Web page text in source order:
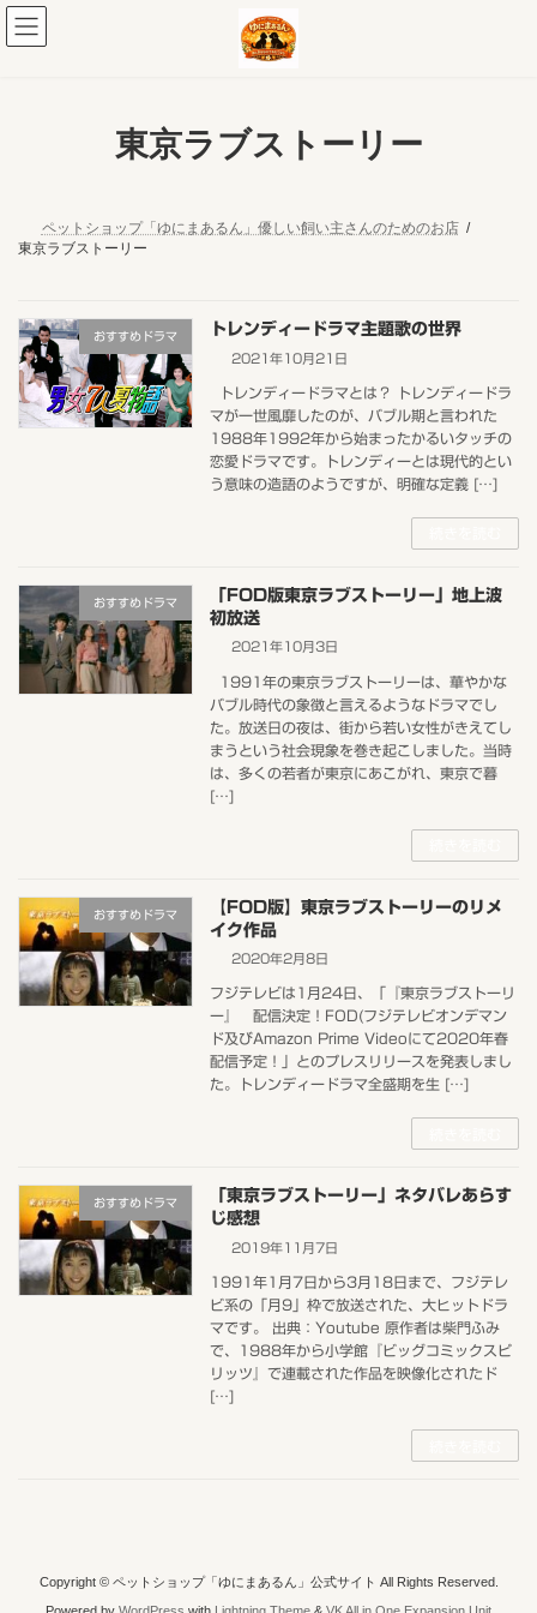
コ
ン
テ
ナ
ビ
ゲ
東京ラブストーリー
ペットショップ「ゆにまあるん」優しい飼い主さんのためのお店
東京ラブストーリー
おすすめドラマ トレンディードラマ主題歌の世界
2021年10月21日
トレンディードラマとは？ トレンディードラ
マが一世風靡したのが、バブル期と言われた
1988年1992年から始まったかるいタッチの
恋愛ドラマです。トレンディーとは現代的とい
う意味の造語のようですが、明確な定義 […]
おすすめドラマ
「FOD版東京ラブストーリー」地上波
初放送
2021年10月3日
1991年の東京ラブストーリーは、華やかな
バブル時代の象徴と言えるようなドラマでし
た。放送日の夜は、街から若い女性がきえてし
まうという社会現象を巻き起こしました。当時
は、多くの若者が東京にあこがれ、東京で暮
[…]
おすすめドラマ
【FOD版】東京ラブストーリーのリメ
イク作品
2020年2月8日
フジテレビは1月24日、「『東京ラブストーリ
ー』 配信決定！FOD(フジテレビオンデマン
ド及びAmazon Prime Videoにて2020年春
配信予定！」とのプレスリリースを発表しまし
た。トレンディードラマ全盛期を生 […]
おすすめドラマ
「東京ラブストーリー」ネタバレあらす
じ感想
2019年11月7日
1991年1月7日から3月18日まで、フジテレ
ビ系の「月9」枠で放送された、大ヒットドラ
マです。 出典：Youtube 原作者は柴門ふみ
で、1988年から小学館『ビッグコミックスピ
リッツ』で連載された作品を映像化されたド
[…]
Copyright © ペットショップ「ゆにまあるん」公式サイト All Rights Reserved.